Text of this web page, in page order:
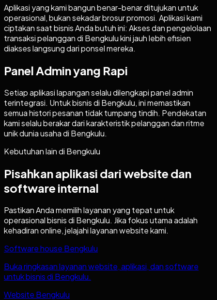
Aplikasi yang kami bangun benar-benar ditujukan untuk
operasional, bukan sekadar brosur promosi. Aplikasi kami
ciptakan saat bisnis Anda butuh ini: Akses dan pengelolaan
transaksi pelanggan di Bengkulu kini jauh lebih efisien
diakses langsung dari ponsel mereka.
Panel Admin yang Rapi
Setiap aplikasi lapangan selalu dilengkapi panel admin
terintegrasi. Untuk bisnis di Bengkulu, ini memastikan
semua histori pesanan tidak tumpang tindih. Pendekatan
kami selalu berakar dari karakteristik pelanggan dan ritme
unik dunia usaha di Bengkulu.
Kebutuhan lain di Bengkulu
Pisahkan aplikasi dari website dan
software internal
Pastikan Anda memilih layanan yang tepat untuk
operasional bisnis di Bengkulu. Jika fokus utama adalah
kehadiran online, jelajahi layanan website kami.
Software house Bengkulu
Buka ringkasan layanan website, aplikasi, dan software
untuk bisnis di Bengkulu.
Website Bengkulu